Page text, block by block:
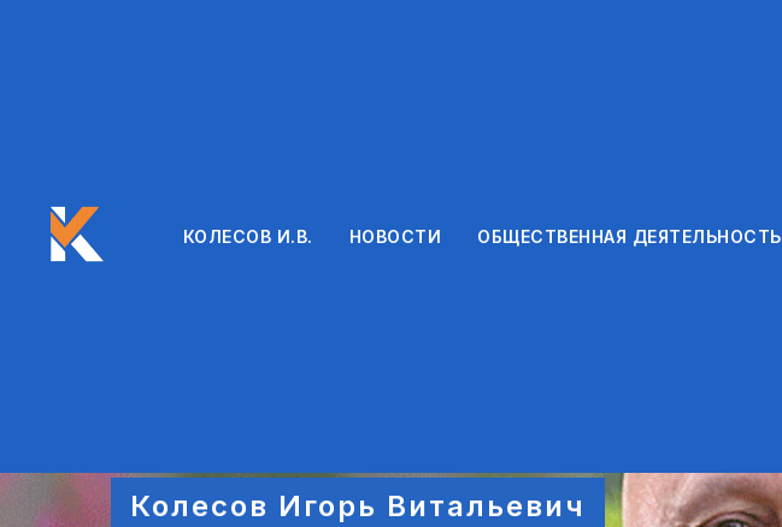
КОЛЕСОВ И.В. НОВОСТИ ОБЩЕСТВЕННАЯ ДЕЯТЕЛЬНОСТЬ
Колесов Игорь Витальевич